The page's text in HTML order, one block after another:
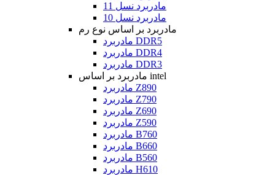
مادربرد نسل 11
مادربرد نسل 10
مادربرد بر اساس نوع رم
مادربرد DDR5
مادربرد DDR4
مادربرد DDR3
مادربرد بر اساس intel
مادربرد Z890
مادربرد Z790
مادربرد Z690
مادربرد Z590
مادربرد B760
مادربرد B660
مادربرد B560
مادربرد H610